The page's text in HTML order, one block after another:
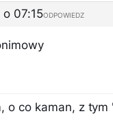
07:15ODPOWIEDZ
o co kaman, z